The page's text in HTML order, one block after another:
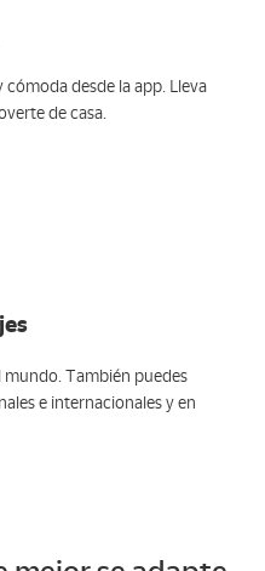
desde la app. Lleva
de casa.
También puedes
e internacionales y en